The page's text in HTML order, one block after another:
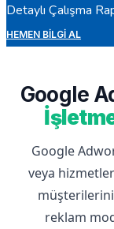
Detaylı Çalışma
HEMEN BILGI AL
Google
Google
veya
reklam